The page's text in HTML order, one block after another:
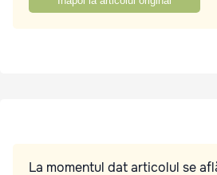
La momentul dat articolul se